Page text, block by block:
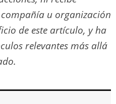
u organización
de este artículo, y ha
relevantes más allá